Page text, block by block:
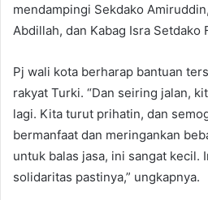
mendampingi Sekdako
Abdillah, dan Kabag Isra Setdako
Pj wali kota berharap bantuan
rakyat Turki. “Dan seiring jalan,
lagi. Kita turut prihatin, dan
bermanfaat dan meringankan
untuk balas jasa, ini sangat kecil.
solidaritas pastinya,” ungkapnya.